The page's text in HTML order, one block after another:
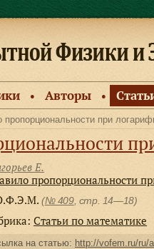
● Авторы ●
пропорциональности при
Е.
пропорциональности
(№ 409, стр. 14—18)
Статьи по математике
на статью: http://vofem.ru/ru/